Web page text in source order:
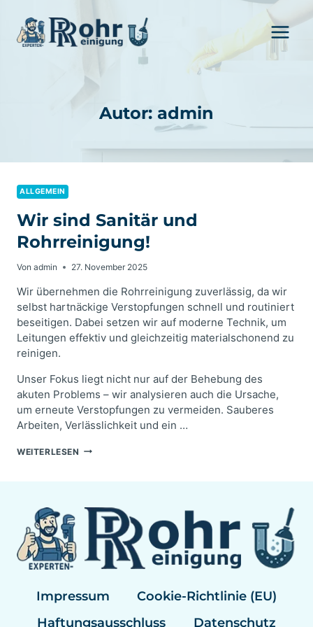
Inhalt
springen
Autor: admin
ALLGEMEIN
Wir sind Sanitär und
Rohrreinigung!
Von admin 27. November 2025
Wir übernehmen die Rohrreinigung zuverlässig, da wir
selbst hartnäckige Verstopfungen schnell und routiniert
beseitigen. Dabei setzen wir auf moderne Technik, um
Leitungen effektiv und gleichzeitig materialschonend zu
reinigen.
Unser Fokus liegt nicht nur auf der Behebung des
akuten Problems – wir analysieren auch die Ursache,
um erneute Verstopfungen zu vermeiden. Sauberes
Arbeiten, Verlässlichkeit und ein …
WEITERLESEN WIR
Impressum
Cookie-Richtlinie (EU)
Haftungsausschluss
Datenschutz